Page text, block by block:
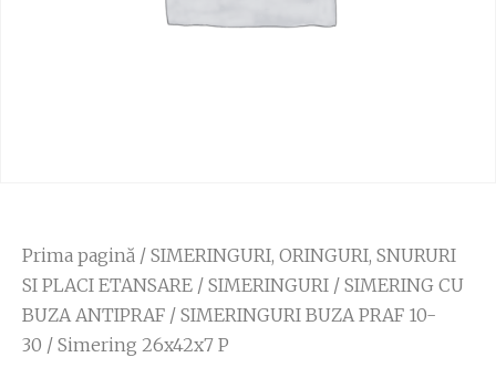
Prima pagină / SIMERINGURI, ORINGURI, SNURURI
SI PLACI ETANSARE / SIMERINGURI / SIMERING CU
BUZA ANTIPRAF / SIMERINGURI BUZA PRAF 10-
30 / Simering 26x42x7 P